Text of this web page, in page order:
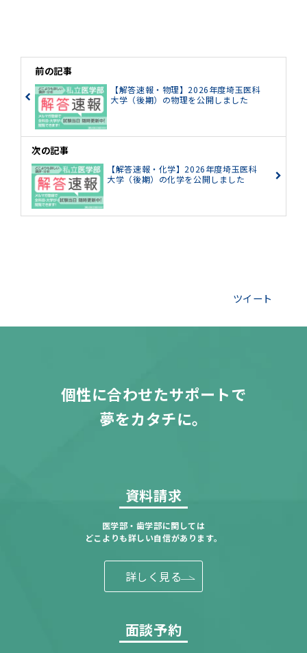
前の記事
【解答速報・物理】2026年度埼玉医科
大学（後期）の物理を公開しました
次の記事
【解答速報・化学】2026年度埼玉医科
大学（後期）の化学を公開しました
ツイート
個性に合わせたサポートで
夢をカタチに。
資料請求
医学部・歯学部に関しては
どこよりも詳しい自信があります。
詳しく見る
面談予約